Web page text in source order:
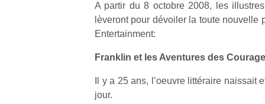
A partir du 8 octobre 2008, les
lèveront pour dévoiler la toute nouvelle
Entertainment:
Franklin et les Aventures des
Il y a 25 ans, l’oeuvre littéraire naissait
jour.